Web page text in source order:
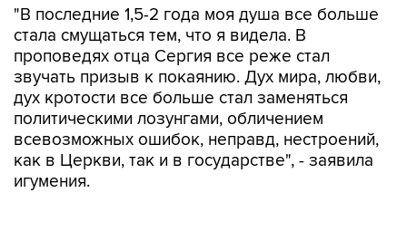
"В последние 1,5-2 года моя душа все больше
стала смущаться тем, что я видела. В
проповедях отца Сергия все реже стал
звучать призыв к покаянию. Дух мира, любви,
дух кротости все больше стал заменяться
политическими лозунгами, обличением
всевозможных ошибок, неправд, нестроений,
как в Церкви, так и в государстве", - заявила
игумения.